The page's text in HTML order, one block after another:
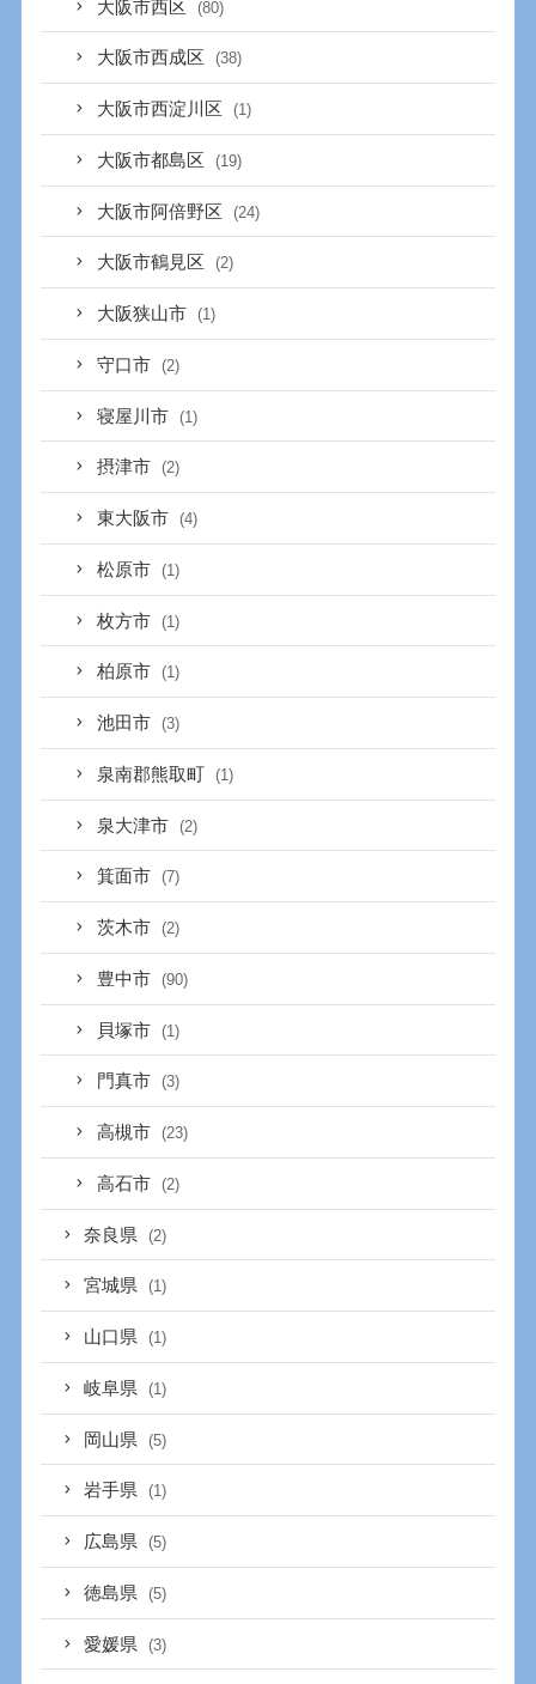
大阪市西区 (80)
大阪市西成区 (38)
大阪市西淀川区 (1)
大阪市都島区 (19)
大阪市阿倍野区 (24)
大阪市鶴見区 (2)
大阪狭山市 (1)
守口市 (2)
寝屋川市 (1)
摂津市 (2)
東大阪市 (4)
松原市 (1)
枚方市 (1)
柏原市 (1)
池田市 (3)
泉南郡熊取町 (1)
泉大津市 (2)
箕面市 (7)
茨木市 (2)
豊中市 (90)
貝塚市 (1)
門真市 (3)
高槻市 (23)
高石市 (2)
奈良県 (2)
宮城県 (1)
山口県 (1)
岐阜県 (1)
岡山県 (5)
岩手県 (1)
広島県 (5)
徳島県 (5)
愛媛県 (3)